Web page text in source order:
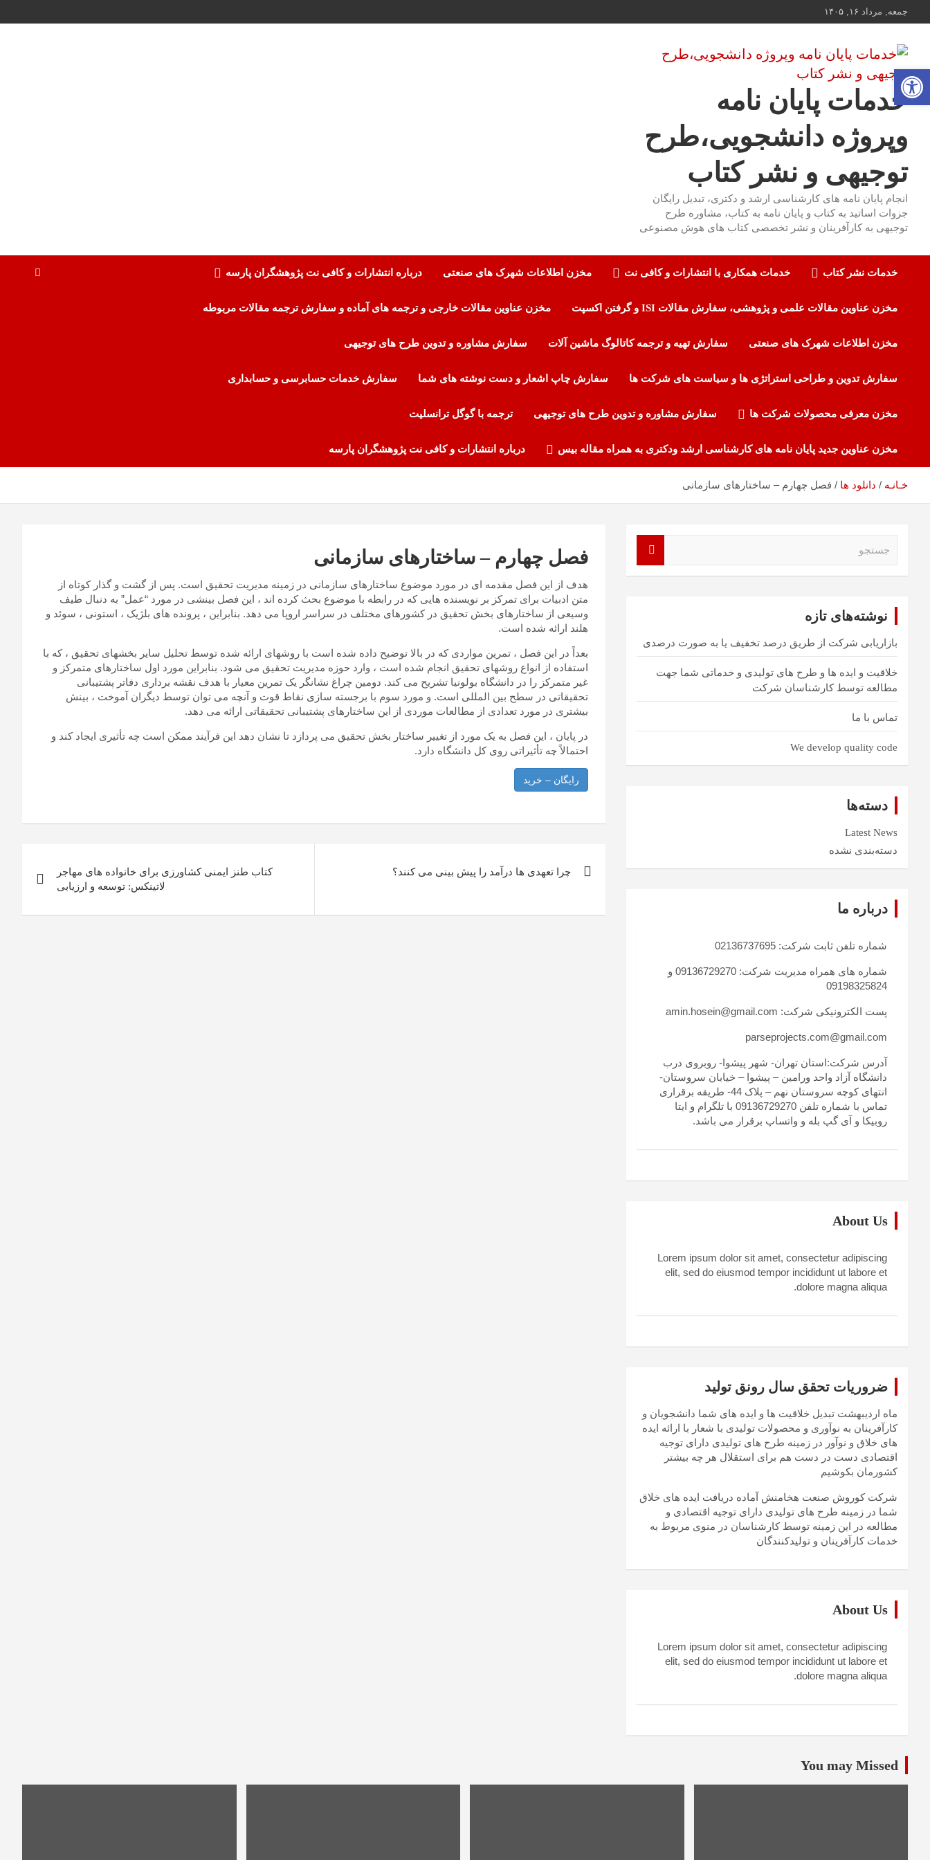
جمعه, مرداد ۱۶, ۱۴۰۵
خدمات پایان نامه
وپروژه دانشجویی،طرح
توجیهی و نشر کتاب
انجام پایان نامه های کارشناسی ارشد و دکتری، تبدیل رایگان
جزوات اساتید به کتاب و پایان نامه به کتاب، مشاوره طرح
توجیهی به کارآفرینان و نشر تخصصی کتاب های هوش مصنوعی
خدمات نشر کتاب خدمات همکاری با انتشارات و کافی نت مخزن اطلاعات شهرک های صنعتی درباره انتشارات و کافی نت پژوهشگران پارسه
مخزن عناوین مقالات علمی و پژوهشی، سفارش مقالات ISI و گرفتن اکسپت مخزن عناوین مقالات خارجی و ترجمه های آماده و سفارش ترجمه مقالات مربوطه
مخزن اطلاعات شهرک های صنعتی سفارش تهیه و ترجمه کاتالوگ ماشین آلات سفارش مشاوره و تدوین طرح های توجیهی
سفارش تدوین و طراحی استراتژی ها و سیاست های شرکت ها سفارش چاپ اشعار و دست نوشته های شما سفارش خدمات حسابرسی و حسابداری
مخزن معرفی محصولات شرکت ها سفارش مشاوره و تدوین طرح های توجیهی ترجمه با گوگل ترانسلیت
مخزن عناوین جدید پایان نامه های کارشناسی ارشد ودکتری به همراه مقاله بیس درباره انتشارات و کافی نت پژوهشگران پارسه
خـانـه دانلود ها فصل چهارم – ساختارهای سازمانی
فصل چهارم – ساختارهای سازمانی
هدف از این فصل مقدمه ای در مورد موضوع ساختارهای سازمانی در زمینه مدیریت تحقیق است. پس از گشت و گذار کوتاه از
متن ادبیات برای تمرکز بر نویسنده هایی که در رابطه با موضوع بحث کرده اند ، این فصل بینشی در مورد “عمل” به دنبال طیف
وسیعی از ساختارهای بخش تحقیق در کشورهای مختلف در سراسر اروپا می دهد. بنابراین ، پرونده های بلژیک ، استونی ، سوئد و
هلند ارائه شده است.
بعداً در این فصل ، تمرین مواردی که در بالا توضیح داده شده است با روشهای ارائه شده توسط تحلیل سایر بخشهای تحقیق ، که با
استفاده از انواع روشهای تحقیق انجام شده است ، وارد حوزه مدیریت تحقیق می شود. بنابراین مورد اول ساختارهای متمرکز و
غیر متمرکز را در دانشگاه بولونیا تشریح می کند. دومین چراغ نشانگر یک تمرین معیار با هدف نقشه برداری دفاتر پشتیبانی
تحقیقاتی در سطح بین المللی است. و مورد سوم با برجسته سازی نقاط قوت و آنچه می توان توسط دیگران آموخت ، بینش
بیشتری در مورد تعدادی از مطالعات موردی از این ساختارهای پشتیبانی تحقیقاتی ارائه می دهد.
در پایان ، این فصل به یک مورد از تغییر ساختار بخش تحقیق می پردازد تا نشان دهد این فرآیند ممکن است چه تأثیری ایجاد کند و
احتمالاً چه تأثیراتی روی کل دانشگاه دارد.
رایگان – خرید
نوشته
چرا تعهدی ها درآمد را پیش بینی می کنند؟
کتاب طنز ایمنی کشاورزی برای خانواده های مهاجر
لاتینکس: توسعه و ارزیابی
نوشته‌های تازه
بازاریابی شرکت از طریق درصد تخفیف یا به صورت درصدی
خلاقیت و ایده ها و طرح های تولیدی و خدماتی شما جهت
مطالعه توسط کارشناسان شرکت
تماس با ما
We develop quality code
دسته‌ها
Latest News
دسته‌بندی نشده
درباره ما
شماره تلفن ثابت شرکت: 02136737695
شماره های همراه مدیریت شرکت: 09136729270 و
09198325824
پست الکترونیکی شرکت: amin.hosein@gmail.com
parseprojects.com@gmail.com
آدرس شرکت:استان تهران- شهر پیشوا- روبروی درب
دانشگاه آزاد واحد ورامین – پیشوا – خیابان سروستان-
انتهای کوچه سروستان نهم – پلاک 44- طریقه برقراری
تماس با شماره تلفن 09136729270 با تلگرام و ایتا
روبیکا و آی گپ بله و واتساپ برقرار می باشد.
About Us
Lorem ipsum dolor sit amet, consectetur adipiscing
elit, sed do eiusmod tempor incididunt ut labore et
dolore magna aliqua.
ضروریات تحقق سال رونق تولید
ماه اردیبهشت تبدیل خلاقیت ها و ایده های شما دانشجویان و
کارآفرینان به نوآوری و محصولات تولیدی با شعار با ارائه ایده
های خلاق و نوآور در زمینه طرح های تولیدی دارای توجیه
اقتصادی دست در دست هم برای استقلال هر چه بیشتر
کشورمان بکوشیم
شرکت کوروش صنعت هخامنش آماده دریافت ایده های خلاق
شما در زمینه طرح های تولیدی دارای توجیه اقتصادی و
مطالعه در این زمینه توسط کارشناسان در منوی مربوط به
خدمات کارآفرینان و تولیدکنندگان
About Us
Lorem ipsum dolor sit amet, consectetur adipiscing
elit, sed do eiusmod tempor incididunt ut labore et
dolore magna aliqua.
You may Missed
باز کردن نوار ابزار